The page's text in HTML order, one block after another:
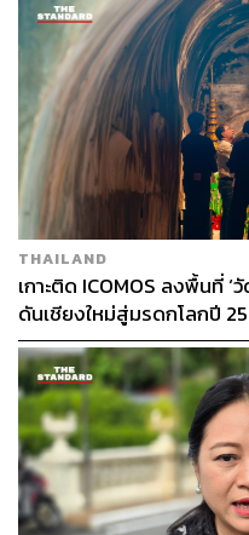
THAILAND
เกาะติด ICOMOS ลงพื้นที่ ‘
ดันเชียงใหม่สู่มรดกโลกปี